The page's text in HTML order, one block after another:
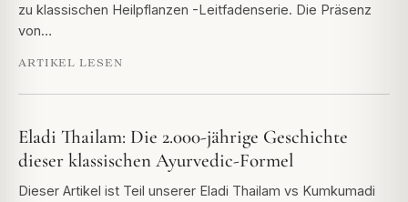
zu klassischen Heilpflanzen -Leitfadenserie. Die Präsenz
von…
ARTIKEL LESEN
Eladi Thailam: Die 2.000-jährige Geschichte
dieser klassischen Ayurvedic-Formel
Dieser Artikel ist Teil unserer Eladi Thailam vs Kumkumadi